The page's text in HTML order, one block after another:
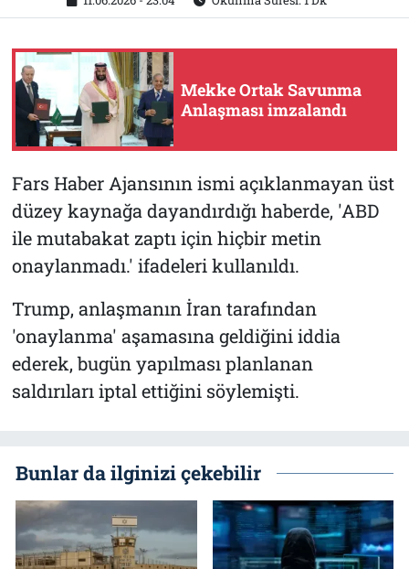
Mekke Ortak Savunma
Anlaşması imzalandı
Fars Haber Ajansının ismi açıklanmayan üst
düzey kaynağa dayandırdığı haberde, 'ABD
ile mutabakat zaptı için hiçbir metin
onaylanmadı.' ifadeleri kullanıldı.
Trump, anlaşmanın İran tarafından
'onaylanma' aşamasına geldiğini iddia
ederek, bugün yapılması planlanan
saldırıları iptal ettiğini söylemişti.
Bunlar da ilginizi çekebilir